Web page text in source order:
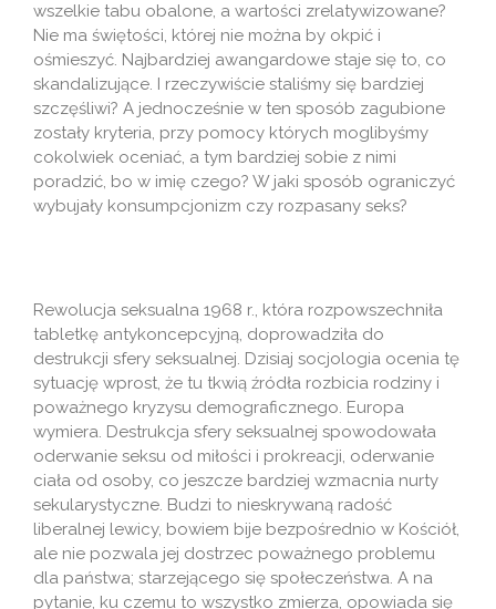
wszelkie tabu obalone, a wartości zrelatywizowane?
Nie ma świętości, której nie można by okpić i
ośmieszyć. Najbardziej awangardowe staje się to, co
skandalizujące. I rzeczywiście staliśmy się bardziej
szczęśliwi? A jednocześnie w ten sposób zagubione
zostały kryteria, przy pomocy których moglibyśmy
cokolwiek oceniać, a tym bardziej sobie z nimi
poradzić, bo w imię czego? W jaki sposób ograniczyć
wybujały konsumpcjonizm czy rozpasany seks?
Rewolucja seksualna 1968 r., która rozpowszechniła
tabletkę antykoncepcyjną, doprowadziła do
destrukcji sfery seksualnej. Dzisiaj socjologia ocenia tę
sytuację wprost, że tu tkwią źródła rozbicia rodziny i
poważnego kryzysu demograficznego. Europa
wymiera. Destrukcja sfery seksualnej spowodowała
oderwanie seksu od miłości i prokreacji, oderwanie
ciała od osoby, co jeszcze bardziej wzmacnia nurty
sekularystyczne. Budzi to nieskrywaną radość
liberalnej lewicy, bowiem bije bezpośrednio w Kościół,
ale nie pozwala jej dostrzec poważnego problemu
dla państwa; starzejącego się społeczeństwa. A na
pytanie, ku czemu to wszystko zmierza, opowiada się